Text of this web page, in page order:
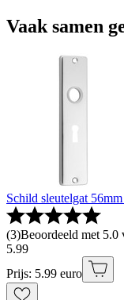
Vaak samen
Schild sleutelgat
(3)Beoordeeld met 5.0
5.99
Prijs: 5.99 euro